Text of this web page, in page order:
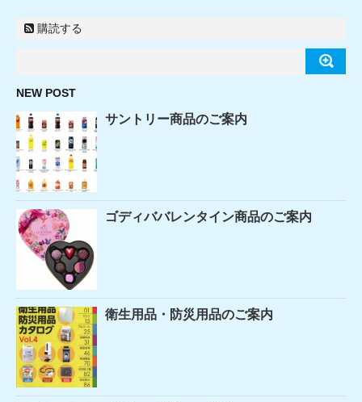
購読する
NEW POST
サントリー商品のご案内
ゴディババレンタイン商品のご案内
衛生用品・防災用品のご案内